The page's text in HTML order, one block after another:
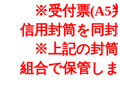
※受付票(A5
信用封筒を同
※上記の封筒
組合で保管し